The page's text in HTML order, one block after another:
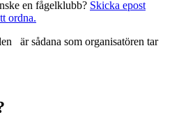
en fågelklubb? Skicka epost
ordna.
är sådana som organisatören tar